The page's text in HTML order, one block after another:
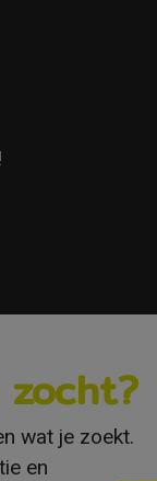
wat je zoekt.
en